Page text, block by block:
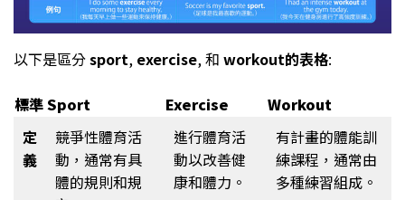
以下是區分sport, exercise, 和 workout的表格:
標準Sport Exercise
Workout
定
義
競爭性體育活
動，通常有具
體的規則和規
進行體育活
動以改善健
康和體力。
有計畫的體能訓
練課程，通常由
多種練習組成。